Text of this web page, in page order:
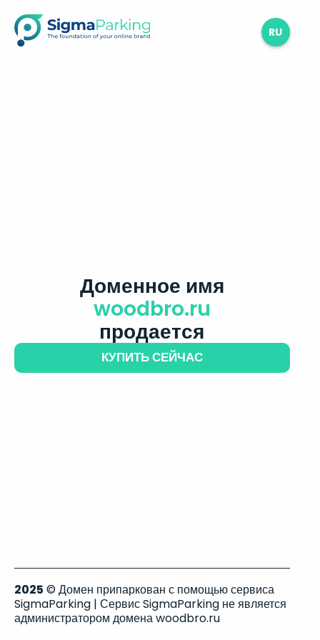
RU
Доменное имя
woodbro.ru
продается
КУПИТЬ СЕЙЧАС
2025 © Домен припаркован с помощью сервиса
SigmaParking | Сервис SigmaParking не является
администратором домена woodbro.ru